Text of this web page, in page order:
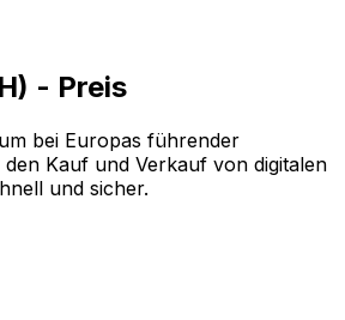
- Preis
bei Europas führender
Kauf und Verkauf von digitalen
und sicher.